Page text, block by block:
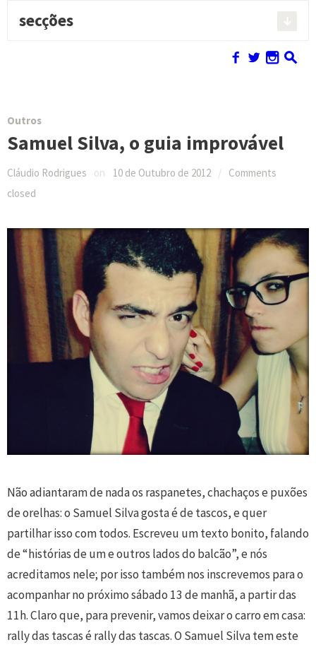
secções
f w n s
Outros
Samuel Silva, o guia improvável
Cláudio Rodrigues on 10 de Outubro de 2012 / Comments
closed
Não adiantaram de nada os raspanetes, chachaços e puxões
de orelhas: o Samuel Silva gosta é de tascos, e quer
partilhar isso com todos. Escreveu um texto bonito, falando
de “histórias de um e outros lados do balcão”, e nós
acreditamos nele; por isso também nos inscrevemos para o
acompanhar no próximo sábado 13 de manhã, a partir das
11h. Claro que, para prevenir, vamos deixar o carro em casa:
rally das tascas é rally das tascas. O Samuel Silva tem este